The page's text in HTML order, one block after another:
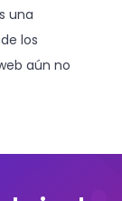
una
los
aún no